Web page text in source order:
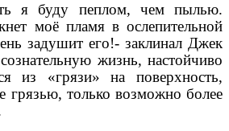
я буду пеплом, чем пылью.
моё пламя в ослепительной
задушит его!- заклинал Джек
жизнь, настойчиво
из «грязи» на поверхность,
грязью, только возможно более